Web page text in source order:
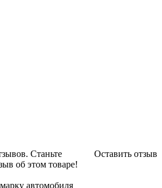
Оставить отзыв
Станьте
об этом товаре!
автомобиля